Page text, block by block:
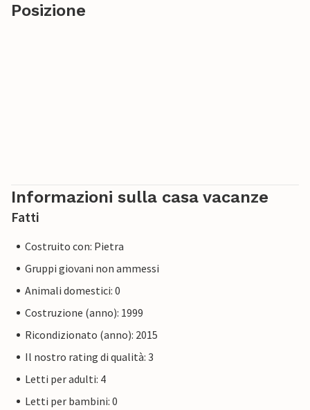
Posizione
Informazioni sulla casa vacanze
Fatti
Costruito con: Pietra
Gruppi giovani non ammessi
Animali domestici: 0
Costruzione (anno): 1999
Ricondizionato (anno): 2015
Il nostro rating di qualità: 3
Letti per adulti: 4
Letti per bambini: 0